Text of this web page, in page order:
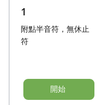
Dansk
English
1
附點半音符，無休止
符
開始